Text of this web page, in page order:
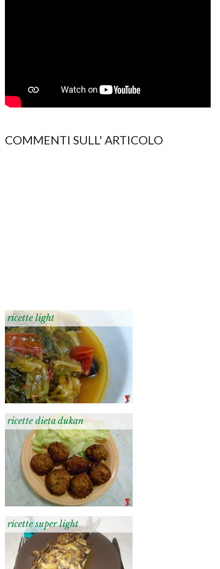
COMMENTI SULL' ARTICOLO
ricette light
ricette dieta dukan
ricette super light